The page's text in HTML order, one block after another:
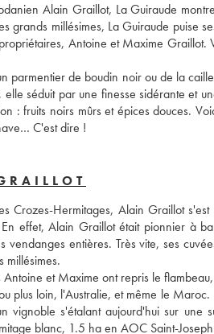
Alain Graillot, La Guiraude
grands millésimes, La Guiraude puise
Antoine et Maxime
parmentier de boudin noir ou de la
séduit par une finesse sidérante et
: fruits noirs mûrs et épices douces.
C'est dire !
Crozes-Hermitages, Alain Graillot
effet, Alain Graillot était pionnier à
entières. Très vite, ses
millésimes.
et Maxime ont repris le
plus loin, l'Australie, et même le
vignoble s'étalant aujourd'hui sur
blanc, 1.5 ha en AOC Saint-